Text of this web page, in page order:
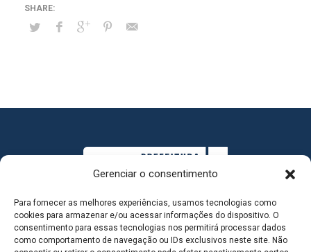
Gerenciar o consentimento
Para fornecer as melhores experiências, usamos tecnologias como
cookies para armazenar e/ou acessar informações do dispositivo. O
consentimento para essas tecnologias nos permitirá processar dados
como comportamento de navegação ou IDs exclusivos neste site. Não